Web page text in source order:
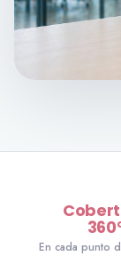
En cada punto